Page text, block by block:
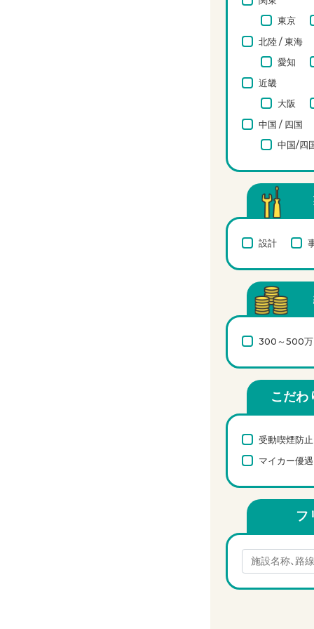
東京
北陸 / 東海
愛知
近畿
大阪
中国 / 四国
中国/四
設計
300～500
こだわ
受動喫煙防
マイカー優遇
フ